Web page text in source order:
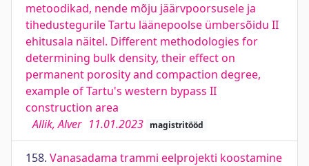
metoodikad, nende mõju jäärvpoorsusele ja
tihedustegurile Tartu läänepoolse ümbersõidu II
ehitusala näitel. Different methodologies for
determining bulk density, their effect on
permanent porosity and compaction degree,
example of Tartu's western bypass II
construction area
Allik, Alver 11.01.2023 magistritööd
158. Vanasadama trammi eelprojekti koostamine